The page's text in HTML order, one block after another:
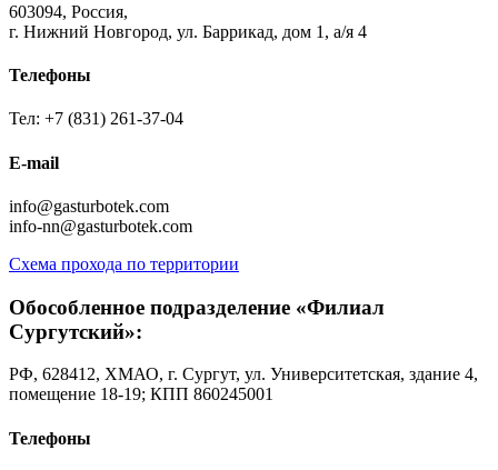
603094, Россия,
г. Нижний Новгород, ул. Баррикад, дом 1, а/я 4
Телефоны
Тел: +7 (831) 261-37-04
E-mail
info@gasturbotek.com
info-nn@gasturbotek.com
Схема прохода по территории
Обособленное подразделение «Филиал
Сургутский»:
РФ, 628412, ХМАО, г. Сургут, ул. Университетская, здание 4,
помещение 18-19; КПП 860245001
Телефоны